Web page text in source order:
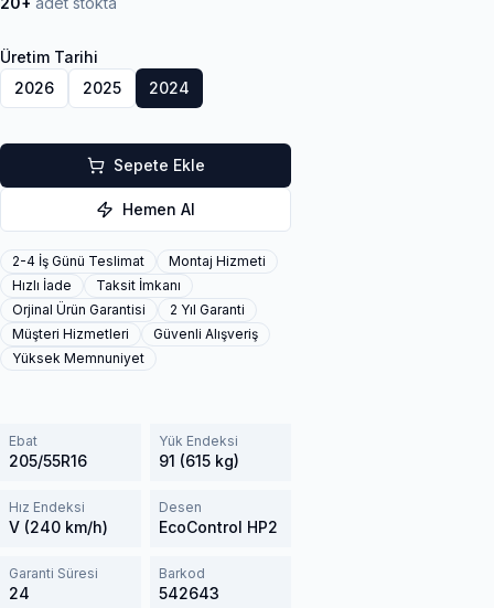
Üretim Tarihi
2026
2025 2024
Sepete Ekle
Hemen Al
2-4 İş Günü Teslimat
Montaj Hizmeti
Hızlı İade
Taksit İmkanı
Orjinal Ürün Garantisi
2 Yıl Garanti
Müşteri Hizmetleri
Güvenli Alışveriş
Yüksek Memnuniyet
Ebat
205/55R16
Yük Endeksi
91 (615 kg)
Hız Endeksi
V (240 km/h)
Desen
EcoControl HP2
Garanti Süresi
24
Barkod
542643